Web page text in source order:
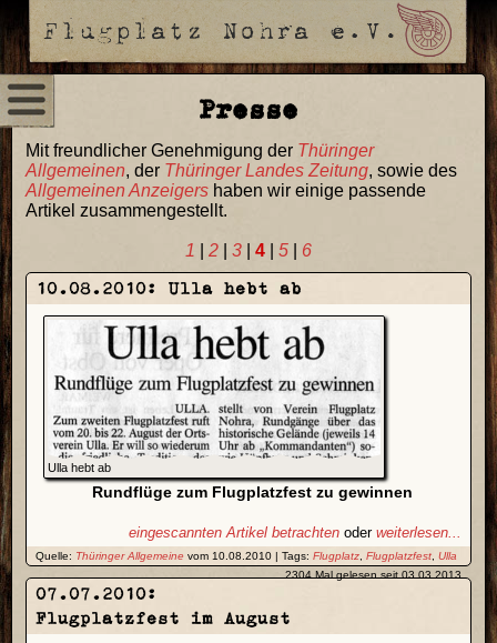
Presse
Mit freundlicher Genehmigung der Thüringer
Allgemeinen, der Thüringer Landes Zeitung, sowie des
Allgemeinen Anzeigers haben wir einige passende
Artikel zusammengestellt.
1 2 3 4 5 6
10.08.2010: Ulla hebt ab
Ulla hebt ab
Rundflüge zum Flugplatzfest zu gewinnen
eingescannten Artikel betrachten oder weiterlesen...
Quelle: Thüringer Allgemeine vom 10.08.2010 | Tags: Flugplatz Flugplatzfest Ulla
2304 Mal gelesen seit 03.03.2013
07.07.2010:
Flugplatzfest im August